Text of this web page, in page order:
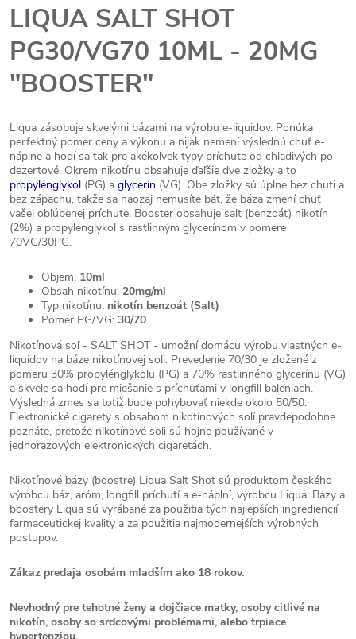
LIQUA SALT SHOT
PG30/VG70 10ML - 20MG
"BOOSTER"
Liqua zásobuje skvelými bázami na výrobu e-liquidov. Ponúka
perfektný pomer ceny a výkonu a nijak nemení výslednú chuť e-
náplne a hodí sa tak pre akékoľvek typy príchute od chladivých po
dezertové. Okrem nikotínu obsahuje ďaľšie dve zložky a to
propylénglykol (PG) a glycerín (VG). Obe zložky sú úplne bez chuti a
bez zápachu, takže sa naozaj nemusíte báť, že báza zmení chuť
vašej obľúbenej príchute. Booster obsahuje salt (benzoát) nikotín
(2%) a propylénglykol s rastlinným glycerínom v pomere
70VG/30PG.
Objem: 10ml
Obsah nikotínu: 20mg/ml
Typ nikotínu: nikotín benzoát (Salt)
Pomer PG/VG: 30/70
Nikotínová soľ - SALT SHOT - umožní domácu výrobu vlastných e-
liquidov na báze nikotínovej soli. Prevedenie 70/30 je zložené z
pomeru 30% propylénglykolu (PG) a 70% rastlinného glycerínu (VG)
a skvele sa hodí pre miešanie s príchuťami v longfill baleniach.
Výsledná zmes sa totiž bude pohybovať niekde okolo 50/50.
Elektronické cigarety s obsahom nikotínových solí pravdepodobne
poznáte, pretože nikotínové soli sú hojne používané v
jednorazových elektronických cigaretách.
Nikotínové bázy (boostre) Liqua Salt Shot sú produktom českého
výrobcu báz, aróm, longfill príchutí a e-náplní, výrobcu Liqua. Bázy a
boostery Liqua sú vyrábané za použitia tých najlepších ingrediencií
farmaceutickej kvality a za použitia najmodernejších výrobných
postupov.
Zákaz predaja osobám mladším ako 18 rokov.
Nevhodný pre tehotné ženy a dojčiace matky, osoby citlivé na
nikotín, osoby so srdcovými problémami, alebo trpiace
hypertenziou.